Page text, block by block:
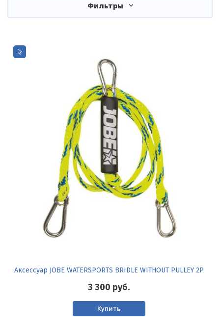
Фильтры
Аксессуар JOBE WATERSPORTS BRIDLE WITHOUT PULLEY 2P
3 300 руб.
Купить